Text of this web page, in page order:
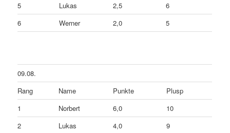
5
Lukas 2,5
6
6
Werner 2,0 5
09.08.
Rang
Name Punkte
Plusp
1
Norbert 6,0
10
2
Lukas 4,0
9